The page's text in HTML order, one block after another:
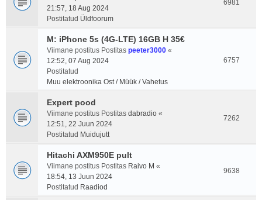
21:57, 18 Aug 2024
Postitatud Üldfoorum
6981
M: iPhone 5s (4G-LTE) 16GB H 35€
Viimane postitus Postitas peeter3000 «
12:52, 07 Aug 2024
Postitatud
Muu elektroonika Ost / Müük / Vahetus
6757
Expert pood
Viimane postitus Postitas dabradio «
12:51, 22 Juun 2024
Postitatud Muidujutt
7262
Hitachi AXM950E pult
Viimane postitus Postitas Raivo M «
18:54, 13 Juun 2024
Postitatud Raadiod
9638